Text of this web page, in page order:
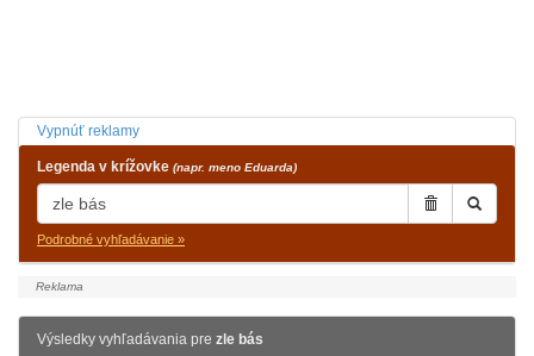
Vypnúť reklamy
Legenda v krížovke (napr. meno Eduarda)
Podrobné vyhľadávanie »
Výsledky vyhľadávania pre zle bás